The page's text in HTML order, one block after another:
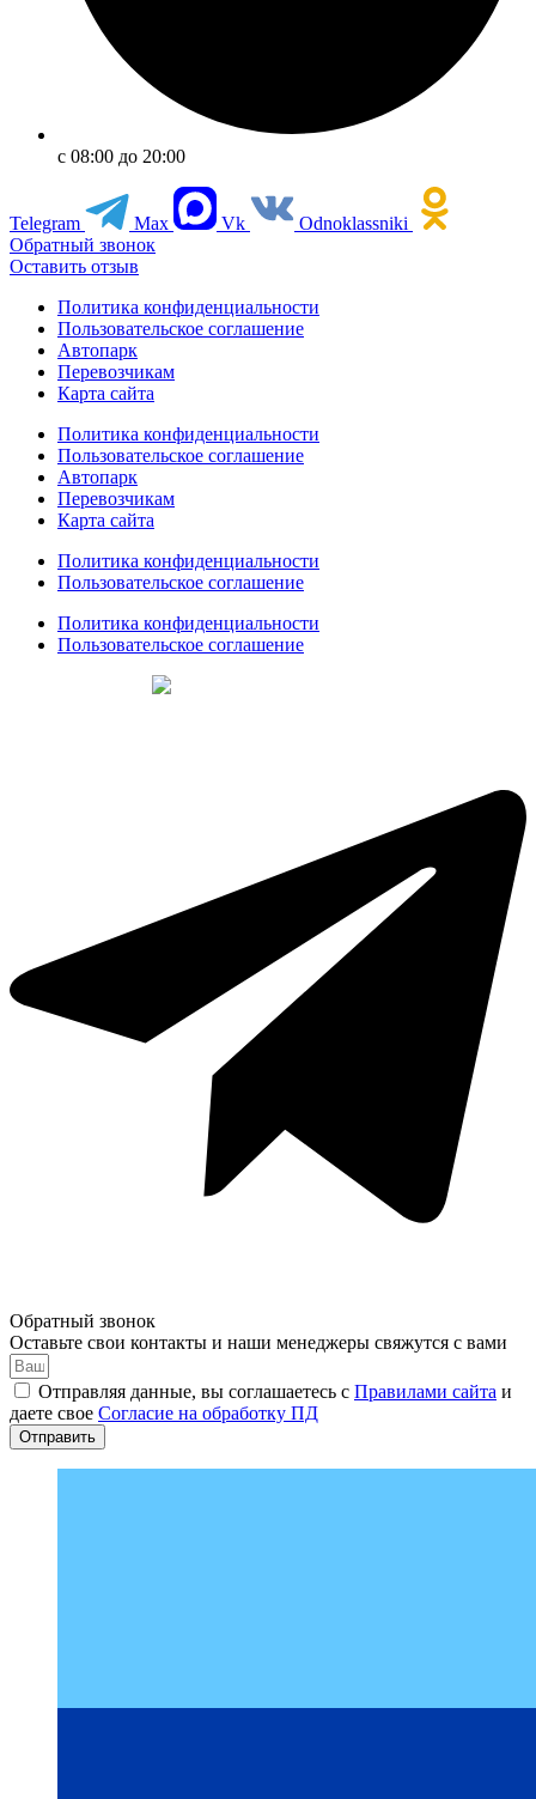
с 08:00 до 20:00
Telegram Max Vk
Odnoklassniki
Обратный звонок
Оставить отзыв
Политика конфиденциальности
Пользовательское соглашение
Автопарк
Перевозчикам
Карта сайта
Политика конфиденциальности
Пользовательское соглашение
Автопарк
Перевозчикам
Карта сайта
Политика конфиденциальности
Пользовательское соглашение
Политика конфиденциальности
Пользовательское соглашение
Обратный звонок
Оставьте свои контакты и наши менеджеры свяжутся с вами
Отправляя данные, вы соглашаетесь с Правилами сайта и
даете свое Согласие на обработку ПД
Отправить